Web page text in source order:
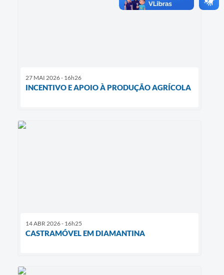
27 MAI 2026 - 16h26
INCENTIVO E APOIO À PRODUÇÃO AGRÍCOLA
14 ABR 2026 - 16h25
CASTRAMÓVEL EM DIAMANTINA